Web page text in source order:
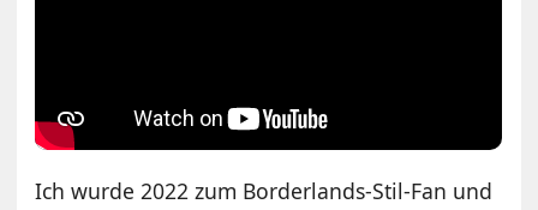
Ich wurde 2022 zum Borderlands-Stil-Fan und